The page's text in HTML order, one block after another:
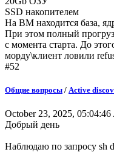
SSD накопителем
На ВМ находится база,
При этом полный
с момента старта. До
морду\клиент ловили
#52
Общие вопросы / Active
October 23, 2025,
Добрый день
Наблюдаю по запросу sh